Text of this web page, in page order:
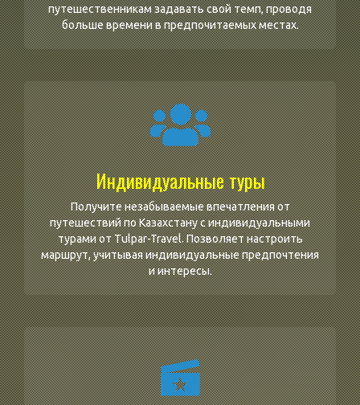
путешественникам задавать свой темп, проводя
больше времени в предпочитаемых местах.
Индивидуальные туры
Получите незабываемые впечатления от
путешествий по Казахстану с индивидуальными
турами от Tulpar-Travel. Позволяет настроить
маршрут, учитывая индивидуальные предпочтения
и интересы.